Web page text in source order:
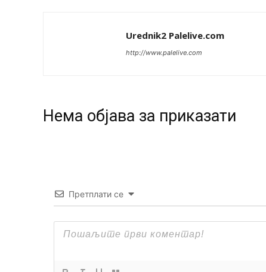
Urednik2 Palelive.com
http://www.palelive.com
Нeма објава за приказати
Претплати се